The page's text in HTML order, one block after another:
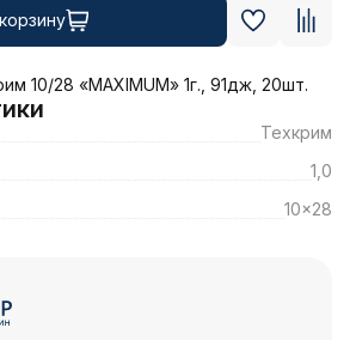
10/28 «MAXIMUM» 1г., 91дж, 20шт.
Техкрим
1,0
10x28